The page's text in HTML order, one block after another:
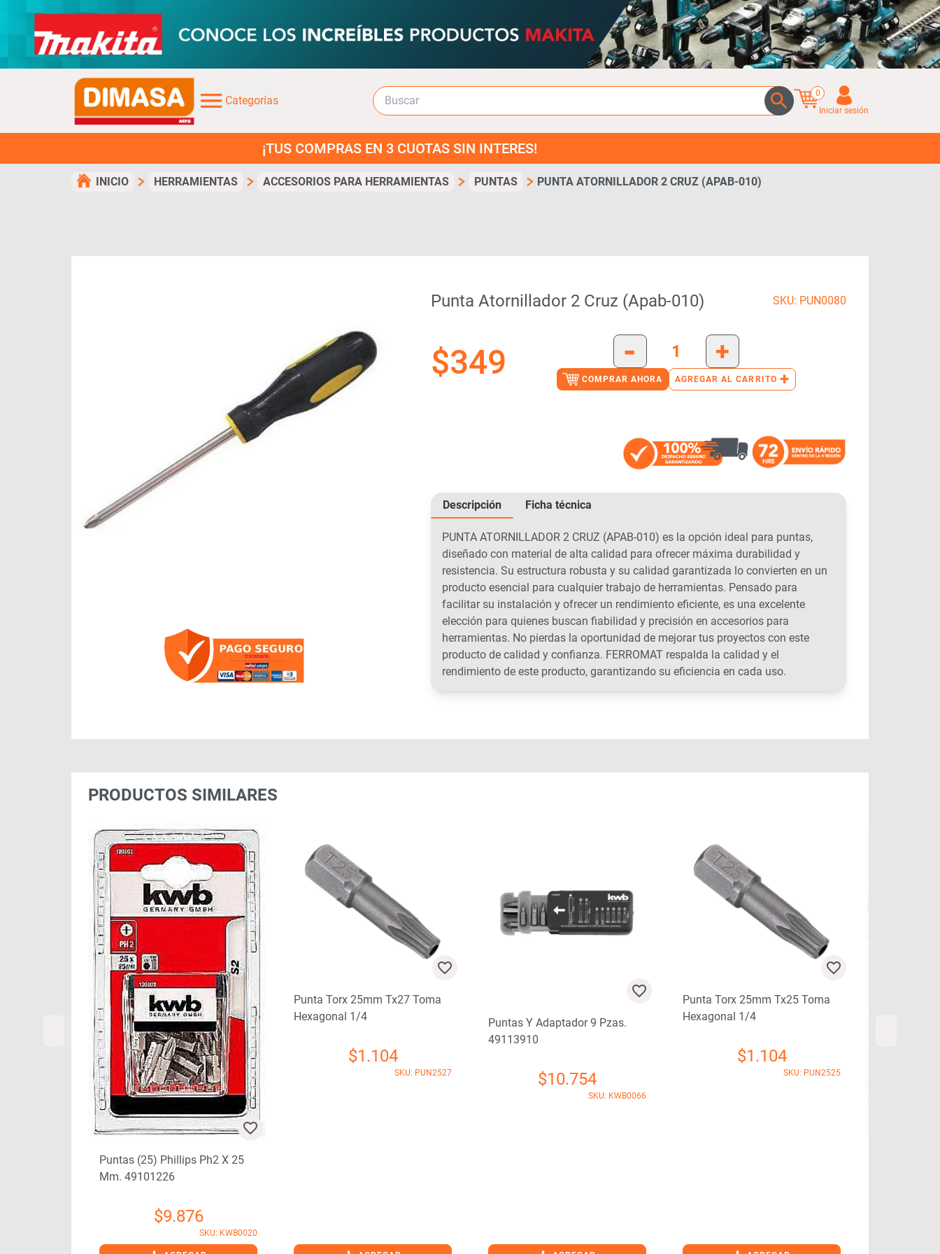
Categorías
0
Iniciar sesión
¡TUS COMPRAS EN 3 CUOTAS SIN INTERES!
INICIO HERRAMIENTAS ACCESORIOS PARA HERRAMIENTAS PUNTAS PUNTA ATORNILLADOR 2 CRUZ (APAB-010)
Punta Atornillador 2 Cruz (apab-010) SKU: PUN0080
$349 - +
COMPRAR AHORA AGREGAR AL CARRITO +
Descripción Ficha técnica
PUNTA ATORNILLADOR 2 CRUZ (APAB-010) es la opción ideal para puntas,
diseñado con material de alta calidad para ofrecer máxima durabilidad y
resistencia. Su estructura robusta y su calidad garantizada lo convierten en un
producto esencial para cualquier trabajo de herramientas. Pensado para
facilitar su instalación y ofrecer un rendimiento eficiente, es una excelente
elección para quienes buscan fiabilidad y precisión en accesorios para
herramientas. No pierdas la oportunidad de mejorar tus proyectos con este
producto de calidad y confianza. FERROMAT respalda la calidad y el
rendimiento de este producto, garantizando su eficiencia en cada uso.
PRODUCTOS SIMILARES
Puntas (25) Phillips Ph2 X 25
Mm. 49101226
$9.876
SKU: KWB0020
Punta Torx 25mm Tx27 Toma
Hexagonal 1/4
$1.104
SKU: PUN2527
Puntas Y Adaptador 9 Pzas.
49113910
$10.754
SKU: KWB0066
Punta Torx 25mm Tx25 Toma
Hexagonal 1/4
$1.104
SKU: PUN2525